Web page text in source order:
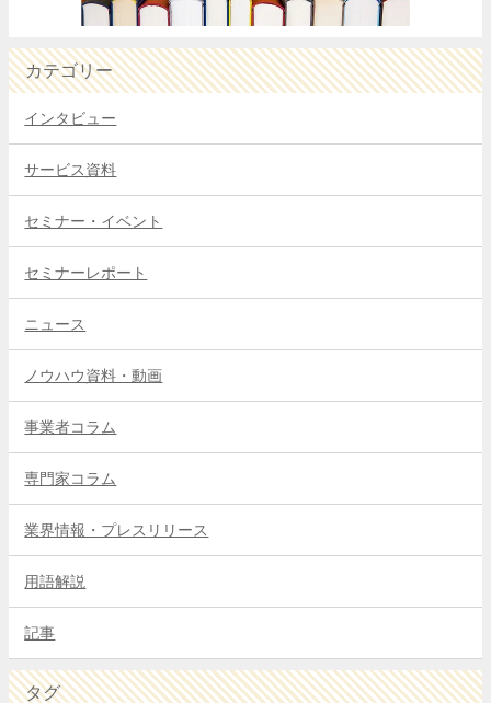
カテゴリー
インタビュー
サービス資料
セミナー・イベント
セミナーレポート
ニュース
ノウハウ資料・動画
事業者コラム
専門家コラム
業界情報・プレスリリース
用語解説
記事
タグ